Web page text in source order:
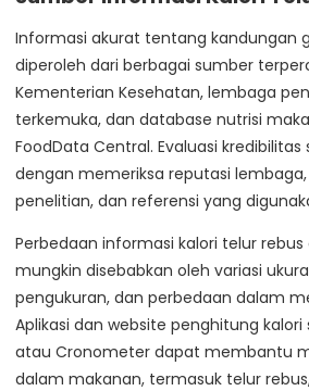
Informasi akurat tentang kandungan
diperoleh dari berbagai sumber
Kementerian Kesehatan, lembaga
terkemuka, dan database nutrisi
FoodData Central. Evaluasi
dengan memeriksa reputasi
penelitian, dan referensi yang
Perbedaan informasi kalori telur
mungkin disebabkan oleh variasi
pengukuran, dan perbedaan dalam
Aplikasi dan website penghitung kalori
atau Cronometer dapat membantu
dalam makanan, termasuk telur